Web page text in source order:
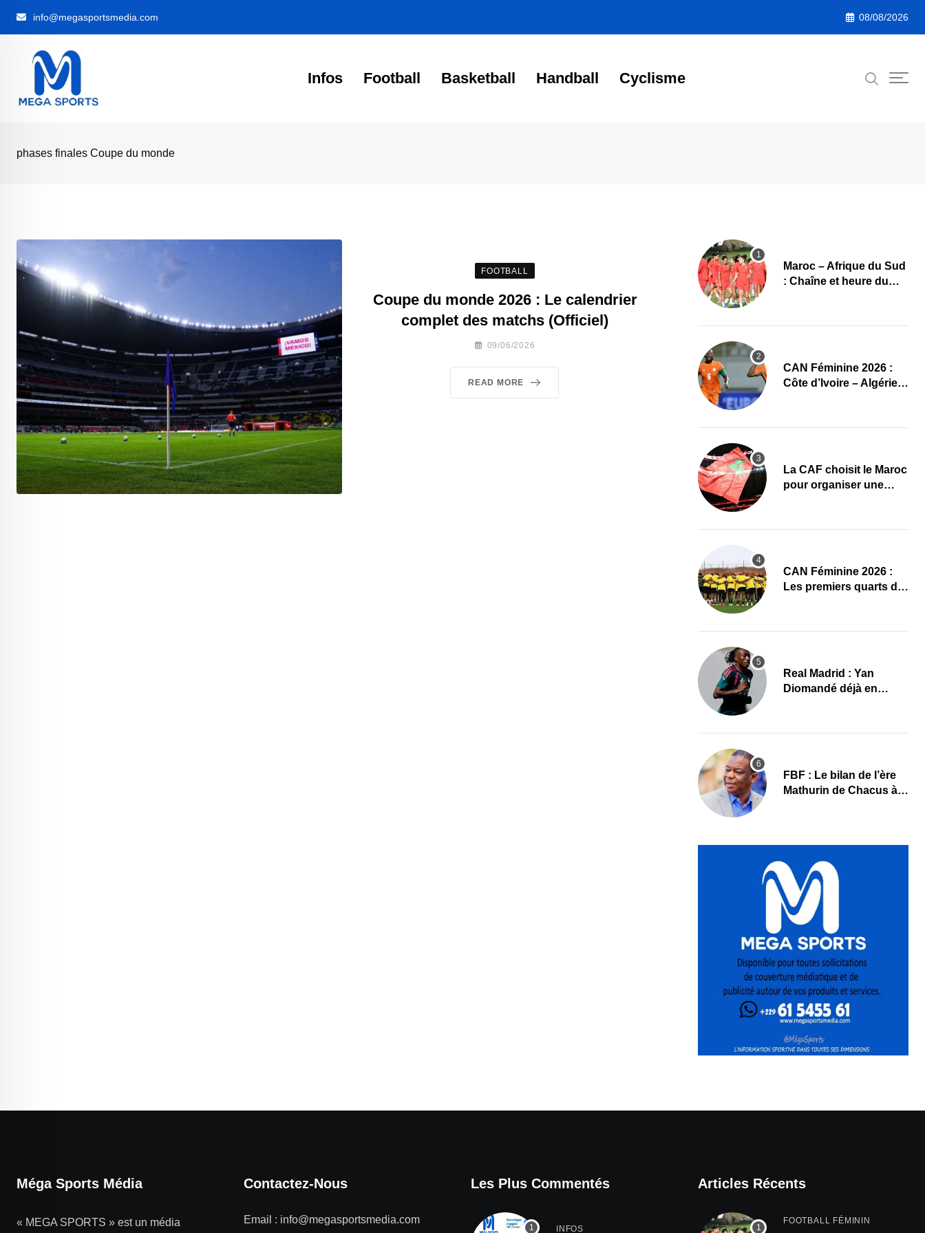
info@megasportsmedia.com 08/08/2026
Infos Football Basketball Handball Cyclisme
phases finales Coupe du monde
FOOTBALL
Coupe du monde 2026 : Le calendrier
complet des matchs (Officiel)
09/06/2026
READ MORE
Maroc – Afrique du Sud
: Chaîne et heure du
CAN Féminine 2026 :
Côte d’Ivoire – Algérie,
La CAF choisit le Maroc
pour organiser une
CAN Féminine 2026 :
Les premiers quarts de
Real Madrid : Yan
Diomandé déjà en
FBF : Le bilan de l’ère
Mathurin de Chacus à
Méga Sports Média
« MEGA SPORTS » est un média
Contactez-Nous
Email : info@megasportsmedia.com
Les Plus Commentés
INFOS
Articles Récents
FOOTBALL FÉMININ